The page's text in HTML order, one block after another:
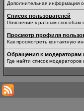
Дополнительная информация
Список пользователей
Пояснение к разным способам
Просмотр профиля
Как просмотреть контактную
Обращения к
Где найти список